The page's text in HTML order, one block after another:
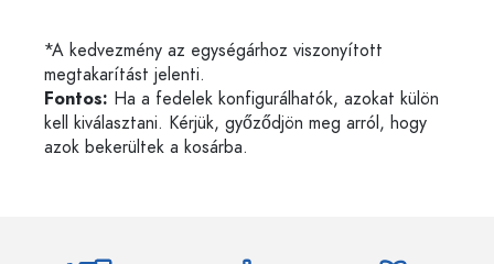
*A kedvezmény az egységárhoz viszonyított
megtakarítást jelenti.
Fontos: Ha a fedelek konfigurálhatók, azokat külön
kell kiválasztani. Kérjük, győződjön meg arról, hogy
azok bekerültek a kosárba.